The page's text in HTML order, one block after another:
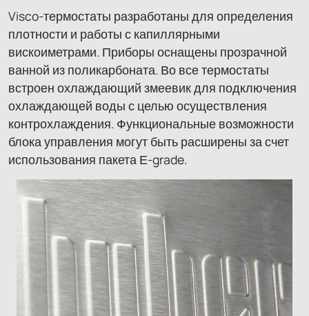
Visco-термостаты разработаны для определения
плотности и работы с капиллярными
вискоиметрами. Приборы оснащены прозрачной
ванной из поликарбоната. Во все термостаты
встроен охлаждающий змеевик для подключения
охлаждающей воды с целью осуществления
контрохлаждения. Функциональные возможности
блока управления могут быть расширены за счет
использования пакета Е-grade.